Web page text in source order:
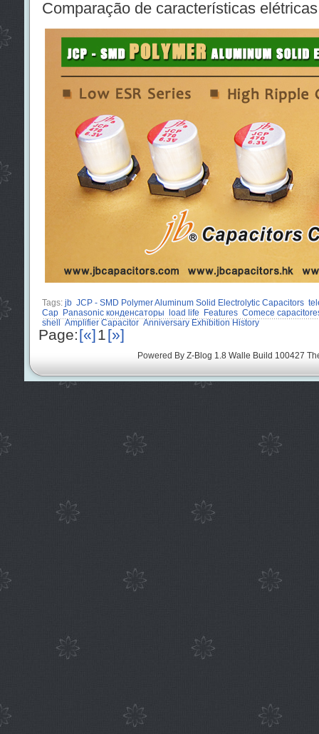
Comparação de características
Tags: jb JCP - SMD Polymer Aluminum Solid Electrolytic Capacitors
Cap
Panasonic конденсаторы load life Features Comece
shell
Amplifier Capacitor Anniversary Exhibition History
Page:[«]1[»]
Powered By Z-Blog 1.8 Walle Build 100427